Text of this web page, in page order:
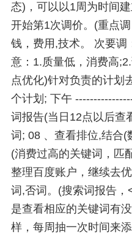
态)，可以以1周为时间
开始第1次调价。(重点
钱，费用,技术。 次要调
意：1.质量低，消费高
点优化)针对负责的计划
个计划; 下午
词报告(当日12点以后查
词; 08 、查看排位,结合(
(消费过高的关键词，匹
整理百度账户，继续去
词,否词。(搜索词报告
是查看相应的关键词有
样，每周抽一次时间来